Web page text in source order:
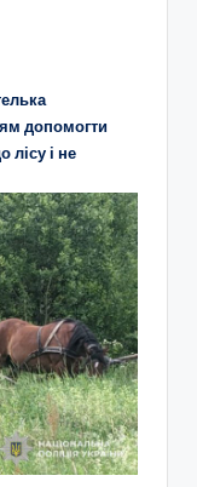
допомогти
лісу і не